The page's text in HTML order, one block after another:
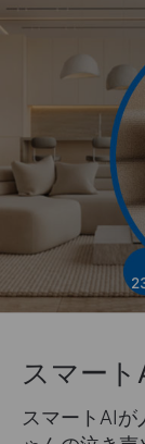
スマー
スマートAI